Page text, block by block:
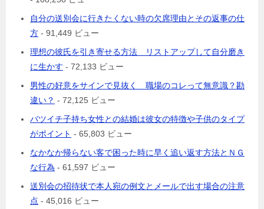
自分の送別会に行きたくない時の欠席理由とその返事の仕
方 - 91,449 ビュー
理想の彼氏を引き寄せる方法 リストアップして自分磨き
に生かす - 72,133 ビュー
男性の好意をサインで見抜く 職場のコレって無意識？勘
違い？ - 72,125 ビュー
バツイチ子持ち女性との結婚は彼女の特徴や子供のタイプ
がポイント - 65,803 ビュー
なかなか帰らない客で困った時に早く追い返す方法とＮＧ
な行為 - 61,597 ビュー
送別会の招待状で本人宛の例文とメールで出す場合の注意
点 - 45,016 ビュー